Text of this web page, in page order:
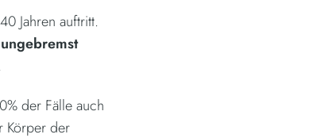
Jahren auftritt.
der Fälle auch
Körper der